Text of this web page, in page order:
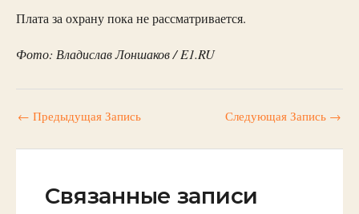
Плата за охрану пока не рассматривается.
Фото: Владислав Лоншаков / E1.RU
← Предыдущая Запись Следующая Запись →
Связанные записи